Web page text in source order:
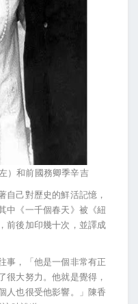
）和前國務卿季辛吉
自己對歷史的鮮活記憶，
中《一千個春天》被《紐
前後加印幾十次，並譯成
事，「他是一個非常有正
很大努力。他就是覺得，
人也很受他影響。」陳香